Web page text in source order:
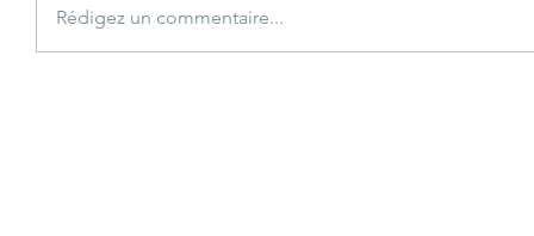
Rédigez un commentaire...